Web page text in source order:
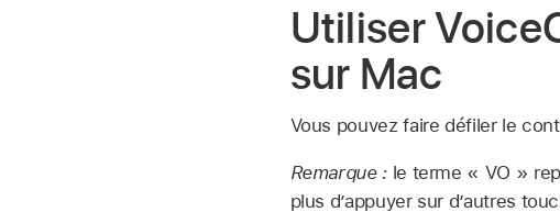
Utiliser
sur Mac
Vous pouvez faire défiler le
Remarque : le terme « VO »
plus d’appuyer sur d’autres